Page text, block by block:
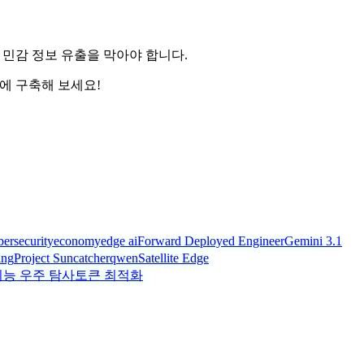
감 정보 유출을 막아야 합니다.
구축해 보세요!
economyedge aiForward Deployed EngineerGemini 3.1
Project SuncatcherqwenSatellite Edge
능 우주 탐사토큰 최적화